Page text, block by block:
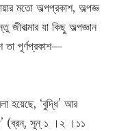
মতো অল্পপ্রকাশ, অল্পজ্ঞ
যা কিছু অল্পজ্ঞান
তা পূর্ণপ্রকাশ—
হয়েছে, ‘বুদ্ধি’ আর
(ব্রন্, সূন্ ১ ।২ ।১১